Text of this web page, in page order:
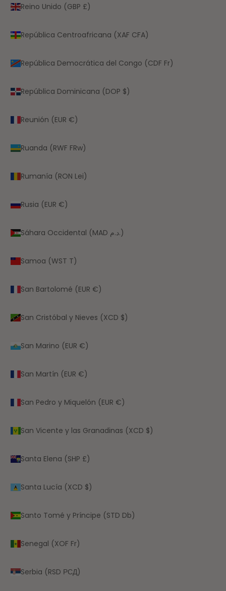
Reino Unido (GBP £)
República Centroafricana (XAF CFA)
República Democrática del Congo (CDF Fr)
República Dominicana (DOP $)
Reunión (EUR €)
Ruanda (RWF FRw)
Rumanía (RON Lei)
Rusia (EUR €)
Sáhara Occidental (MAD د.م.)
Samoa (WST T)
San Bartolomé (EUR €)
San Cristóbal y Nieves (XCD $)
San Marino (EUR €)
San Martín (EUR €)
San Pedro y Miquelón (EUR €)
San Vicente y las Granadinas (XCD $)
Santa Elena (SHP £)
Santa Lucía (XCD $)
Santo Tomé y Príncipe (STD Db)
Senegal (XOF Fr)
Serbia (RSD РСД)